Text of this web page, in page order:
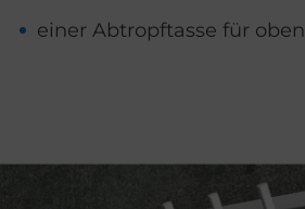
einer Abtropftasse für oben